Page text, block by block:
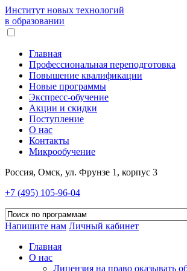
Институт новых технологий
в образовании
Главная
Профессиональная переподготовка
Повышение квалификации
Новые программы
Экспресс-обучение
Акции и скидки
Поступление
О нас
Контакты
Микрообучение
Россия, Омск, ул. Фрунзе 1, корпус 3
+7 (495) 105-96-04
Напишите нам Личный кабинет
Главная
О нас
Лицензия на право оказывать